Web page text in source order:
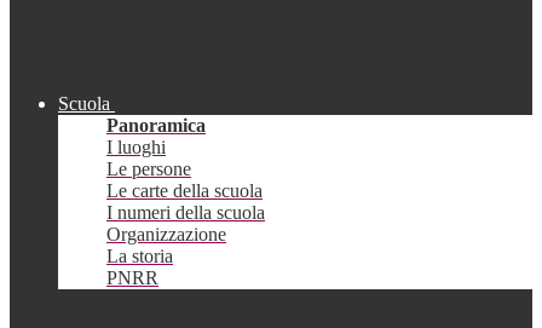
Scuola
Panoramica
I luoghi
Le persone
Le carte della scuola
I numeri della scuola
Organizzazione
La storia
PNRR